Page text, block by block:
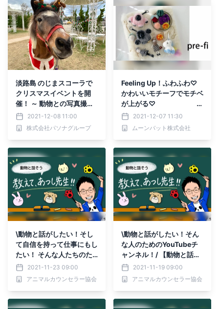
淡路島 のじまスコーラで
クリスマスイベントを開
催！ ～ 動物との写真撮影
やクリスマス限定メニュー
が楽しめる ～
2021-12-08 11:00
株式会社パソナグループ
Feeling Up！ふわふわ♡
かわいいモチーフでモチベ
が上がる♡
pre-fi(プレ
フィ)ファーチャームが発
2021-12-07 11:30
ムーンバット株式会社
\動物と話がしたい！そし
て自信を持って仕事にもし
たい！ そんな人たちのた
めのYouTubeチャンネ
ル！/ その最新動画を公
開！
2021-11-23 09:00
アニマルカウンセラー協会
\動物と話がしたい！そん
な人のためのYouTubeチ
ャンネル！/ 【動物と話そ
う】教えて、あつし先生!!
の最新動画 動物と話すた
めに必要なこと
2021-11-19 09:00
アニマルカウンセラー協会